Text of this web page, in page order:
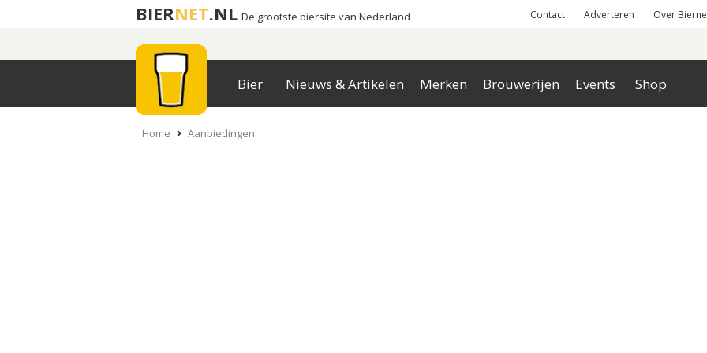
BIERNET.NL De grootste biersite van Nederland Contact Adverteren Over
Bier Nieuws & Artikelen Merken Brouwerijen Events Shop
Home Aanbiedingen